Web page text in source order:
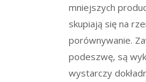
mniejszych
skupiają się na
porównywanie.
podeszwę, są
wystarczy